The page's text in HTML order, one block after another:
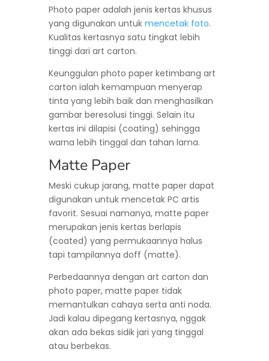
Photo paper adalah jenis kertas khusus
yang digunakan untuk mencetak foto.
Kualitas kertasnya satu tingkat lebih
tinggi dari art carton.
Keunggulan photo paper ketimbang art
carton ialah kemampuan menyerap
tinta yang lebih baik dan menghasilkan
gambar beresolusi tinggi. Selain itu
kertas ini dilapisi (coating) sehingga
warna lebih tinggal dan tahan lama.
Matte Paper
Meski cukup jarang, matte paper dapat
digunakan untuk mencetak PC artis
favorit. Sesuai namanya, matte paper
merupakan jenis kertas berlapis
(coated) yang permukaannya halus
tapi tampilannya doff (matte).
Perbedaannya dengan art carton dan
photo paper, matte paper tidak
memantulkan cahaya serta anti noda.
Jadi kalau dipegang kertasnya, nggak
akan ada bekas sidik jari yang tinggal
atau berbekas.